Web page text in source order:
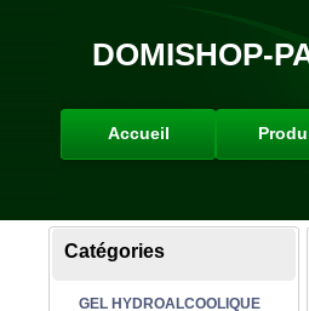
DOMISHOP-
Accueil
Catégories
GEL HYDROALCOOLIQUE